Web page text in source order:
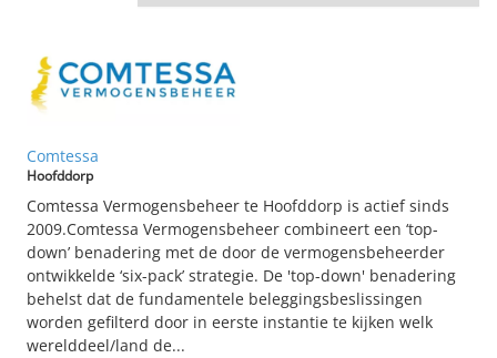
Comtessa
Hoofddorp
Comtessa Vermogensbeheer te Hoofddorp is actief sinds
2009.Comtessa Vermogensbeheer combineert een ‘top-
down’ benadering met de door de vermogensbeheerder
ontwikkelde ‘six-pack’ strategie. De 'top-down' benadering
behelst dat de fundamentele beleggingsbeslissingen
worden gefilterd door in eerste instantie te kijken welk
werelddeel/land de...